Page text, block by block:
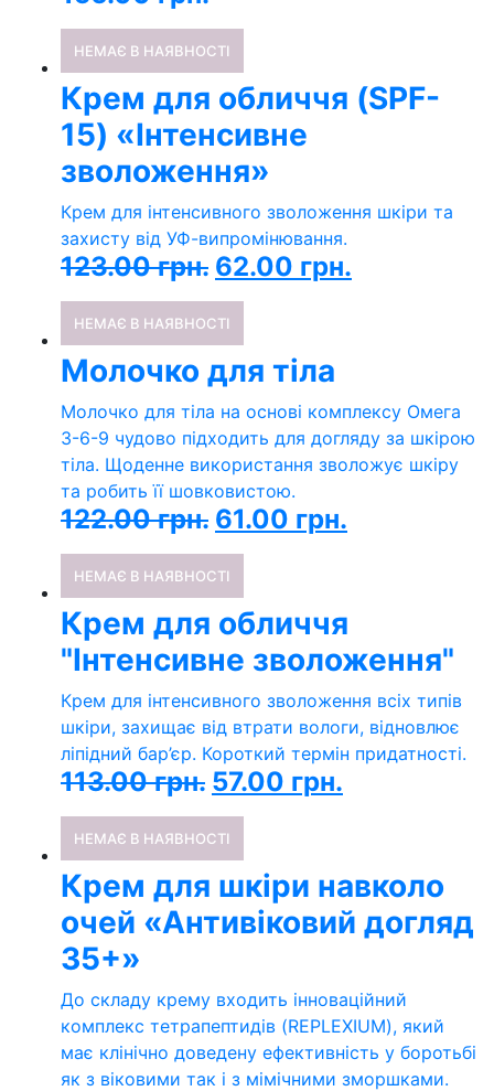
НЕМАЄ В НАЯВНОСТІ
Крем для обличчя (SPF-
15) «Інтенсивне
зволоження»
Крем для інтенсивного зволоження шкіри та
захисту від УФ-випромінювання.
123.00грн. 62.00 грн.
НЕМАЄ В НАЯВНОСТІ
Молочко для тіла
Молочко для тіла на основі комплексу Омега
3-6-9 чудово підходить для догляду за шкірою
тіла. Щоденне використання зволожує шкіру
та робить її шовковистою.
122.00грн. 61.00 грн.
НЕМАЄ В НАЯВНОСТІ
Крем для обличчя
"Інтенсивне зволоження"
Крем для інтенсивного зволоження всіх типів
шкіри, захищає від втрати вологи, відновлює
ліпідний бар’єр. Короткий термін придатності.
113.00грн. 57.00 грн.
НЕМАЄ В НАЯВНОСТІ
Крем для шкіри навколо
очей «Антивіковий догляд
35+»
До складу крему входить інноваційний
комплекс тетрапептидів (REPLEXIUM), який
має клінічно доведену ефективність у боротьбі
як з віковими так і з мімічними зморшками.